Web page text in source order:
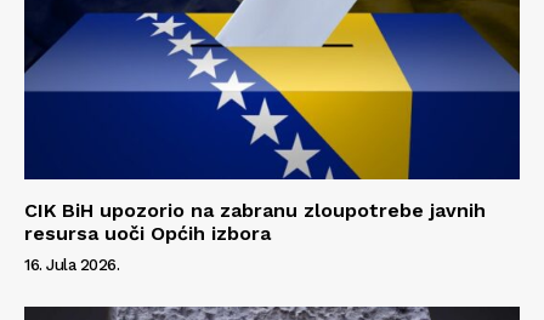
CIK BiH upozorio na zabranu zloupotrebe javnih
resursa uoči Općih izbora
16. Jula 2026.